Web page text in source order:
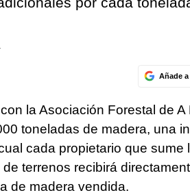
Añade
la Asociación Forestal de A
toneladas de madera, una
cada propietario que sume
terrenos recibirá
de madera vendida.